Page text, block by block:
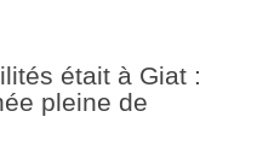
était à Giat :
pleine de